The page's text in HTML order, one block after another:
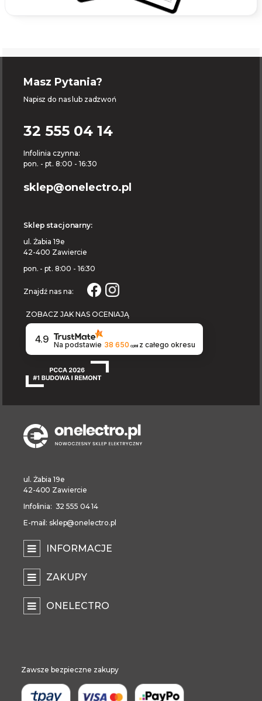
Masz Pytania?
Napisz do nas lub zadzwoń
32 555 04 14
Infolinia czynna:
pon. - pt. 8:00 - 16:30
sklep@onelectro.pl
Sklep stacjonarny:
ul. Żabia 19e
42-400 Zawiercie
pon. - pt. 8:00 - 16:30
Znajdź nas na:
ZOBACZ JAK NAS OCENIAJĄ
4.9 Na podstawie 38 650 opinii z całego okresu
ul. Żabia 19e
42-400 Zawiercie
Infolinia: 32 555 04 14
E-mail: sklep@onelectro.pl
INFORMACJE
ZAKUPY
ONELECTRO
Zawsze bezpieczne zakupy